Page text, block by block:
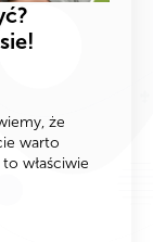
że
warto
właściwie